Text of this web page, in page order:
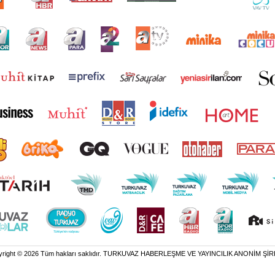
© 2026 Tüm hakları saklıdır. TURKUVAZ HABERLEŞME VE YAYINCILIK ANONİM